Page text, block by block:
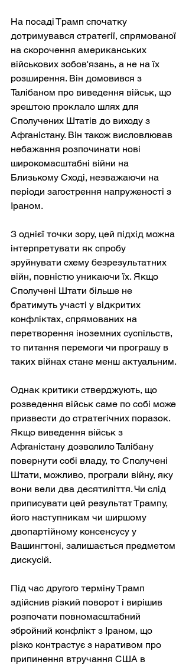
На посаді Трамп спочатку
дотримувався стратегії, спрямованої
на скорочення американських
військових зобов'язань, а не на їх
розширення. Він домовився з
Талібаном про виведення військ, що
зрештою проклало шлях для
Сполучених Штатів до виходу з
Афганістану. Він також висловлював
небажання розпочинати нові
широкомасштабні війни на
Близькому Сході, незважаючи на
періоди загострення напруженості з
Іраном.
З однієї точки зору, цей підхід можна
інтерпретувати як спробу
зруйнувати схему безрезультатних
війн, повністю уникаючи їх. Якщо
Сполучені Штати більше не
братимуть участі у відкритих
конфліктах, спрямованих на
перетворення іноземних суспільств,
то питання перемоги чи програшу в
таких війнах стане менш актуальним.
Однак критики стверджують, що
розведення військ саме по собі може
призвести до стратегічних поразок.
Якщо виведення військ з
Афганістану дозволило Талібану
повернути собі владу, то Сполучені
Штати, можливо, програли війну, яку
вони вели два десятиліття. Чи слід
приписувати цей результат Трампу,
його наступникам чи ширшому
двопартійному консенсусу у
Вашингтоні, залишається предметом
дискусій.
Під час другого терміну Трамп
здійснив різкий поворот і вирішив
розпочати повномасштабний
збройний конфлікт з Іраном, що
різко контрастує з наративом про
припинення втручання США в